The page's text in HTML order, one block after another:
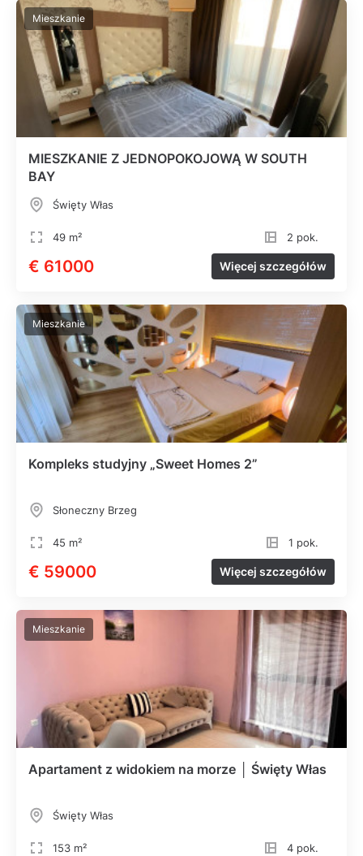
Mieszkanie
MIESZKANIE Z JEDNOPOKOJOWĄ W SOUTH
BAY
Święty Włas
49 m² 2 pok.
€ 61000 Więcej szczegółów
Mieszkanie
Kompleks studyjny „Sweet Homes 2”
Słoneczny Brzeg
45 m² 1 pok.
€ 59000 Więcej szczegółów
Mieszkanie
Apartament z widokiem na morze │ Święty Włas
Święty Włas
153 m² 4 pok.